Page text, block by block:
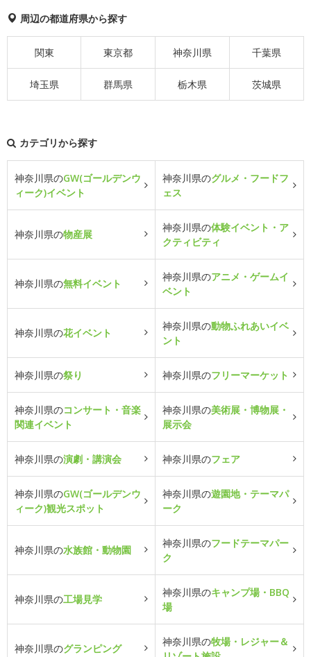
周辺の都道府県から探す
関東 東京都 神奈川県 千葉県
埼玉県 群馬県 栃木県 茨城県
カテゴリから探す
神奈川県のGW(ゴールデンウ
ィーク)イベント
神奈川県のグルメ・フードフ
ェス
神奈川県の物産展
神奈川県の体験イベント・ア
クティビティ
神奈川県の無料イベント
神奈川県のアニメ・ゲームイ
ベント
神奈川県の花イベント
神奈川県の動物ふれあいイベ
ント
神奈川県の祭り 神奈川県のフリーマーケット
神奈川県のコンサート・音楽
関連イベント
神奈川県の美術展・博物展・
展示会
神奈川県の演劇・講演会 神奈川県のフェア
神奈川県のGW(ゴールデンウ
ィーク)観光スポット
神奈川県の遊園地・テーマパ
ーク
神奈川県の水族館・動物園
神奈川県のフードテーマパー
ク
神奈川県の工場見学
神奈川県のキャンプ場・BBQ
場
神奈川県のグランピング
神奈川県の牧場・レジャー＆